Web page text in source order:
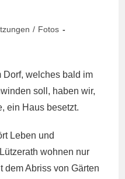
/ Fotos
Dorf, welches bald im
soll, haben wir,
ein Haus besetzt.
Leben und
wohnen nur
dem Abriss von Gärten